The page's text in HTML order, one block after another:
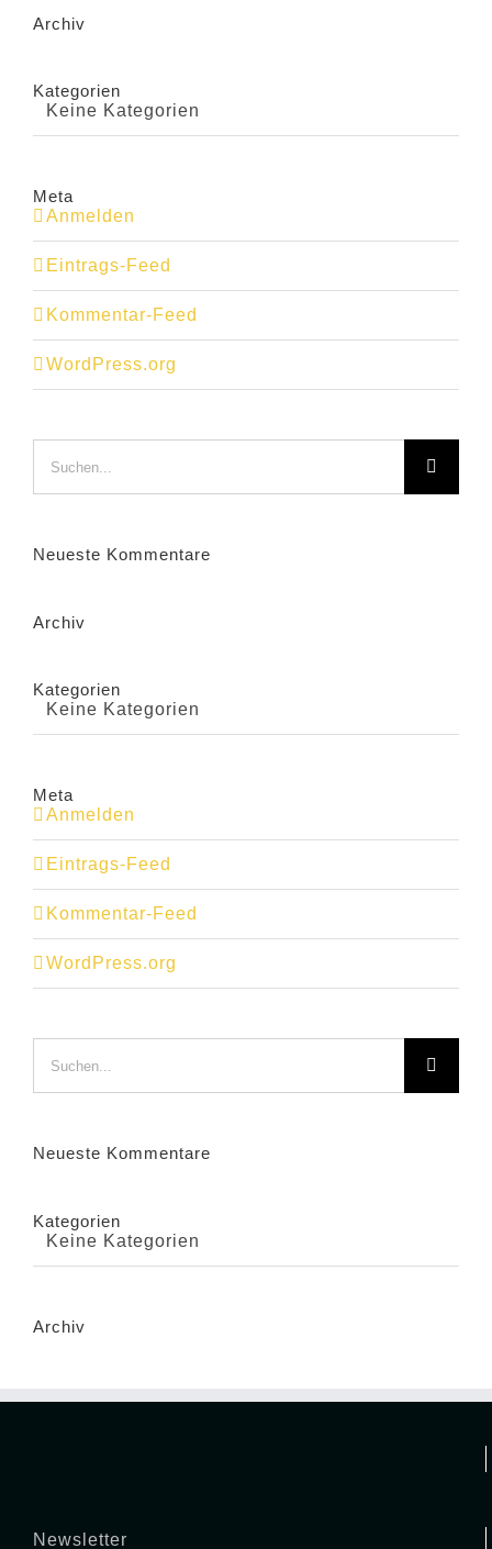
Archiv
Kategorien
Keine Kategorien
Meta
Anmelden
Eintrags-Feed
Kommentar-Feed
WordPress.org
nach:
Neueste Kommentare
Archiv
Kategorien
Keine Kategorien
Meta
Anmelden
Eintrags-Feed
Kommentar-Feed
WordPress.org
nach:
Neueste Kommentare
Kategorien
Keine Kategorien
Archiv
Newsletter